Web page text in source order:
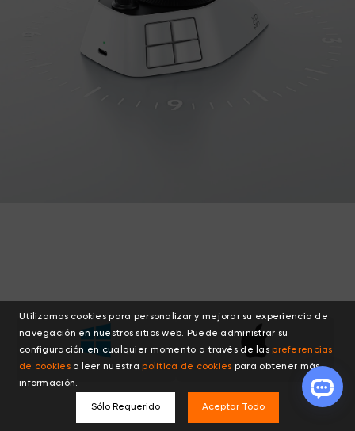
Utilizamos cookies para personalizar y mejorar su experiencia de
navegación en nuestros sitios web. Puede administrar su
configuración en cualquier momento a través de laspreferencias
de cookieso leer nuestrapolítica de cookies para obtener más
información.
Sólo Requerido Aceptar Todo